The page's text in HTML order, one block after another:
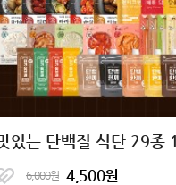
6,000원 4,500원